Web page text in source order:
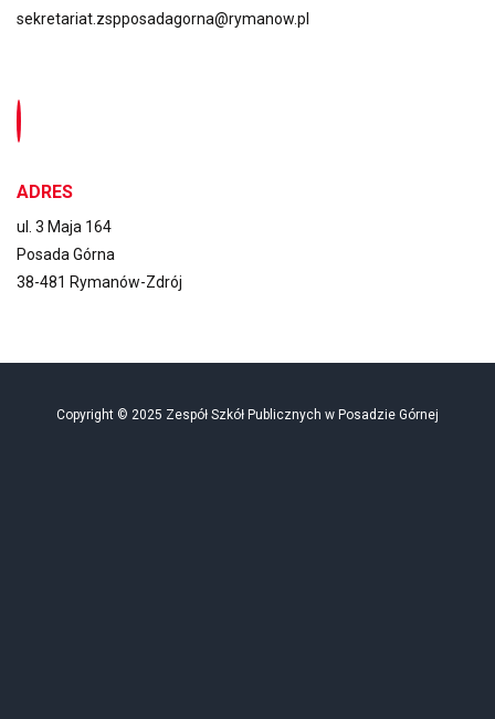
sekretariat.zspposadagorna@rymanow.pl
ADRES
ul. 3 Maja 164
Posada Górna
38-481 Rymanów-Zdrój
Copyright © 2025 Zespół Szkół Publicznych w Posadzie Górnej